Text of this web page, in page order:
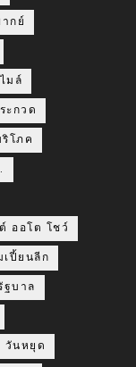
กย์
มล์
ะกวด
โภค
ออโต โชว์
ปี้ยนลีก
ฐบาล
วันหยุด